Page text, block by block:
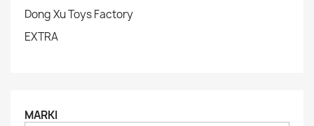
Dong Xu Toys Factory
EXTRA
MARKI